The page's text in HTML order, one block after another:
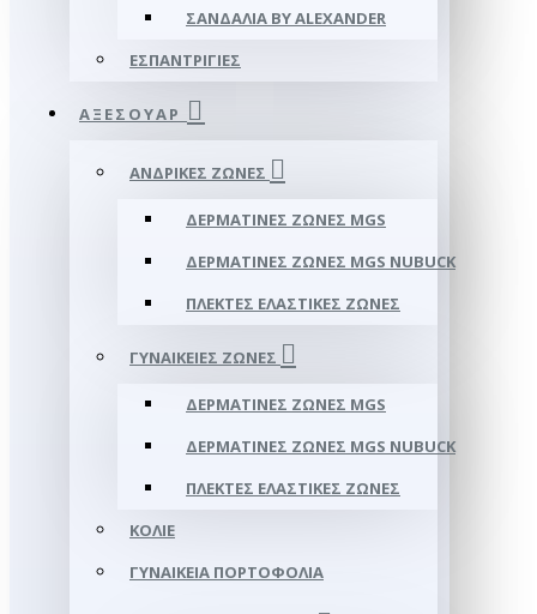
ΣΑΝΔΆΛΙΑ BY ALEXANDER
ΕΣΠΑΝΤΡΊΓΙΕΣ
ΑΞΕΣΟΥΑΡ
ΑΝΔΡΙΚΈΣ ΖΏΝΕΣ
ΔΕΡΜΆΤΙΝΕΣ ΖΏΝΕΣ MGS
ΔΕΡΜΆΤΙΝΕΣ ΖΏΝΕΣ MGS NUBUCK
ΠΛΕΚΤΈΣ ΕΛΑΣΤΙΚΈΣ ΖΏΝΕΣ
ΓΥΝΑΙΚΕΊΕΣ ΖΏΝΕΣ
ΔΕΡΜΆΤΙΝΕΣ ΖΏΝΕΣ MGS
ΔΕΡΜΆΤΙΝΕΣ ΖΏΝΕΣ MGS NUBUCK
ΠΛΕΚΤΈΣ ΕΛΑΣΤΙΚΈΣ ΖΏΝΕΣ
ΚΟΛΙΈ
ΓΥΝΑΙΚΕΊΑ ΠΟΡΤΟΦΌΛΙΑ